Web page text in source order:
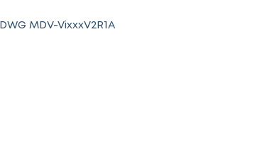
MDV-VixxxV2R1A